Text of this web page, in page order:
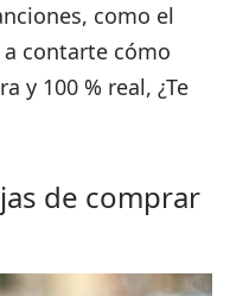
como el
contarte cómo
y 100 % real, ¿Te
de comprar